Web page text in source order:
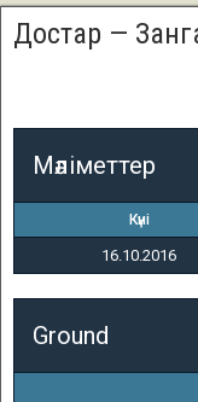
Достар —
Мәліметтер
Күні
16.10.2016
Ground